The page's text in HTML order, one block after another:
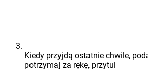
Kiedy przyjdą ostatnie chwile,
potrzymaj za rękę, przytul